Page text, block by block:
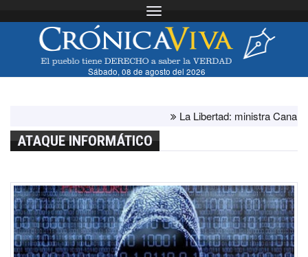
Toggle navigation
Sábado, 08 de agosto del 2026
La Libertad: ministra Canales
ATAQUE INFORMÁTICO